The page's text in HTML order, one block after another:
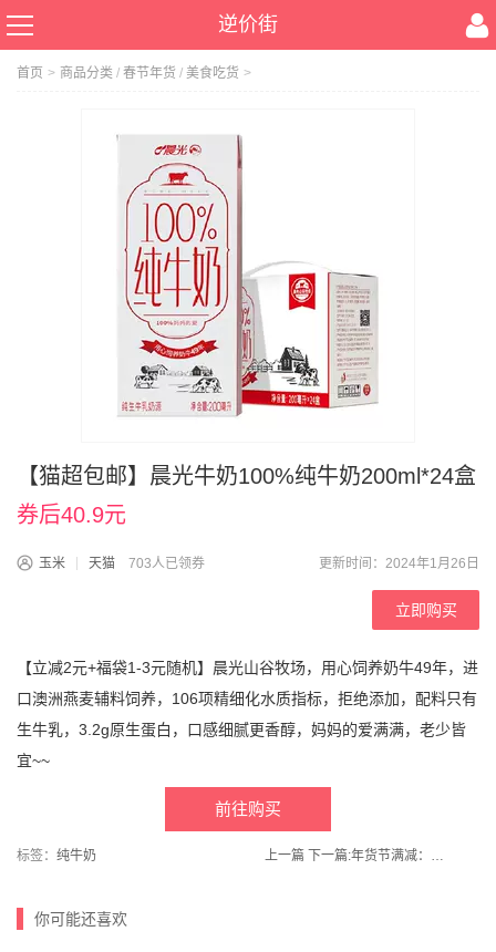
逆价街
首页 > 商品分类 / 春节年货 / 美食吃货 >
【猫超包邮】晨光牛奶100%纯牛奶200ml*24盒
券后40.9元
玉米 天猫 703人已领券 更新时间：2024年1月26日
立即购买
【立减2元+福袋1-3元随机】晨光山谷牧场，用心饲养奶牛49年，进
口澳洲燕麦辅料饲养，106项精细化水质指标，拒绝添加，配料只有
生牛乳，3.2g原生蛋白，口感细腻更香醇，妈妈的爱满满，老少皆
宜~~
前往购买
标签： 纯牛奶 上一篇 下一篇: 年货节满减：【年货必囤】多款可选！！喜之郎年货礼盒
你可能还喜欢